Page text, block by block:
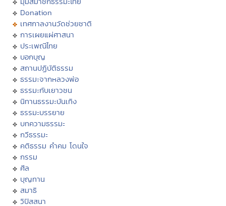
Donation
เทศกาลงานวัดช่วยชาติ
การเผยแผ่ศาสนา
ประเพณีไทย
บอกบุญ
สถานปฏิบัติธรรม
ธรรมะจากหลวงพ่อ
ธรรมะกับเยาวชน
นิทานธรรมะบันเทิง
ธรรมะบรรยาย
บทความธรรมะ
กวีธรรมะ
คติธรรม คำคม โดนใจ
กรรม
ศีล
บุญทาน
สมาธิ
วิปัสสนา